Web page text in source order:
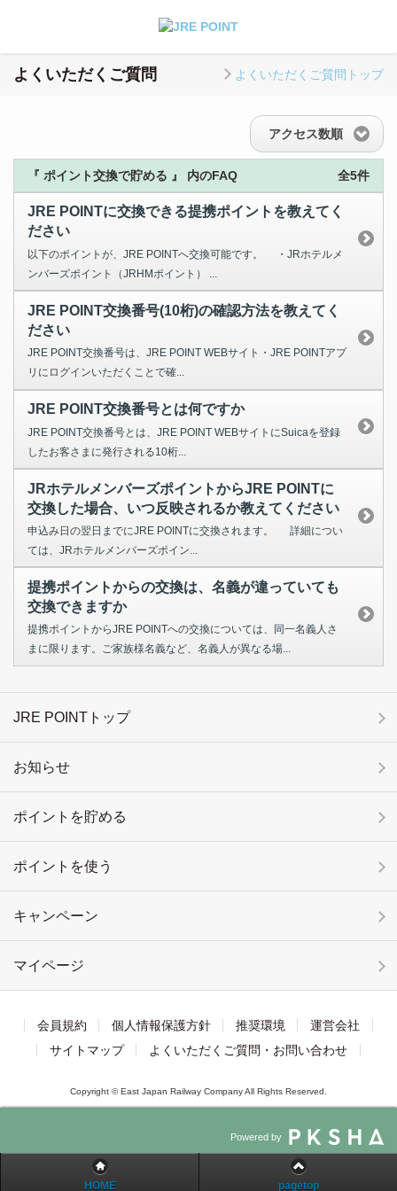
よくいただくご質問 よくいただくご質問トップ
アクセス数順
『 ポイント交換で貯める 』 内のFAQ 全5件
JRE POINTに交換できる提携ポイントを教えてく
ださい
以下のポイントが、JRE POINTへ交換可能です。 ・JRホテルメ
ンバーズポイント（JRHMポイント） ...
JRE POINT交換番号(10桁)の確認方法を教えてく
ださい
JRE POINT交換番号は、JRE POINT WEBサイト・JRE POINTアプ
リにログインいただくことで確...
JRE POINT交換番号とは何ですか
JRE POINT交換番号とは、JRE POINT WEBサイトにSuicaを登録
したお客さまに発行される10桁...
JRホテルメンバーズポイントからJRE POINTに
交換した場合、いつ反映されるか教えてください
申込み日の翌日までにJRE POINTに交換されます。 詳細につい
ては、JRホテルメンバーズポイン...
提携ポイントからの交換は、名義が違っていても
交換できますか
提携ポイントからJRE POINTへの交換については、同一名義人さ
まに限ります。ご家族様名義など、名義人が異なる場...
JRE POINTトップ
お知らせ
ポイントを貯める
ポイントを使う
キャンペーン
マイページ
会員規約 個人情報保護方針 推奨環境
運営会社
サイトマップ
よくいただくご質問・お問い合わせ
Copyright © East Japan Railway Company All Rights Reserved.
Powered by
HOME pagetop